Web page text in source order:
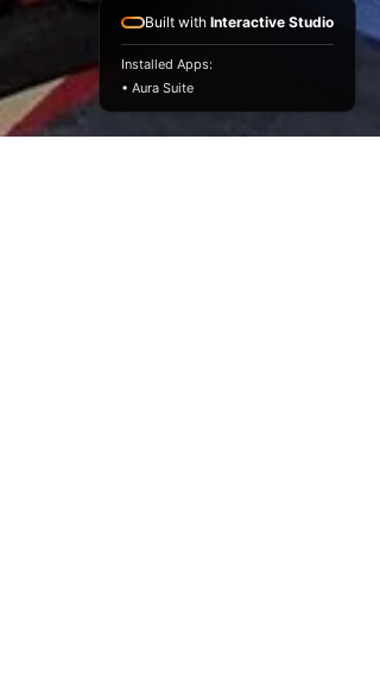
Built with Interactive Studio
Installed Apps:
• Aura Suite